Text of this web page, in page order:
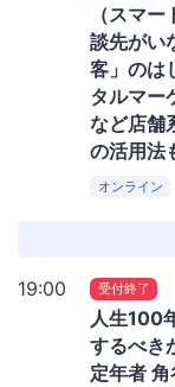
（スマ
談先がい
客」のは
タルマー
など店舗
の活用法
オンライン
19:00 受付終了
人生100
するべき
定年者